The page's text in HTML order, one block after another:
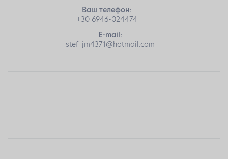
Ваш телефон:
+30 6946-024474
E-mail:
stef_jm4371@hotmail.com